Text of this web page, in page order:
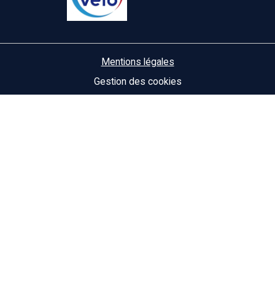
Mentions légales
Gestion des cookies